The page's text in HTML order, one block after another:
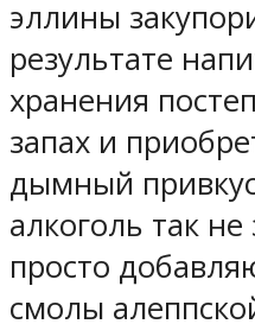
эллины
результате
хранения
запах и
дымный
алкоголь так
просто
смолы